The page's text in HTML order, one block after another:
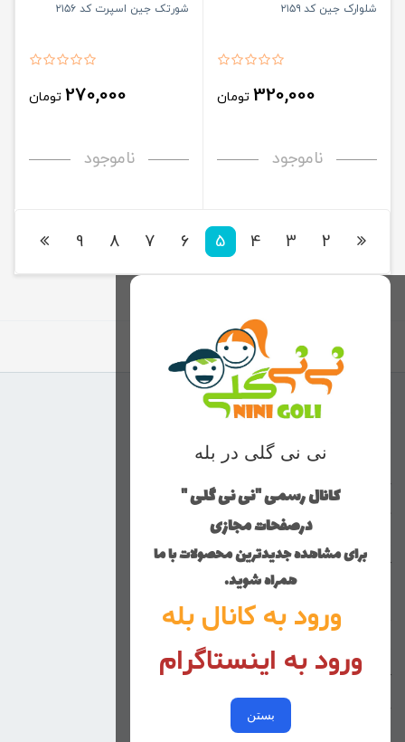
شلوارک جین کد ۲۱۵۹
320,000 تومان
ناموجود
شورتک جین اسپرت کد ۲۱۵۶
270,000 تومان
ناموجود
2
3
4
5
6
7
8
9
نی نی گلی در بله
کانال رسمی "نی نی گلی "
درصفحات مجازی
برای مشاهده جدیدترین محصولات با ما
همراه شوید.
ورود به کانال بله
ورود به اینستاگرام
بستن
برگشت به بالا
منوی وب‌سایت
خانه
کوچولوهای نی نی گلی
تماس با ما
کد پیگیری سفارشات
خرید عمده